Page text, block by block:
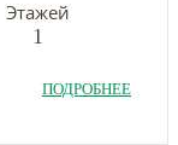
Этажей
1
ПОДРОБНЕЕ